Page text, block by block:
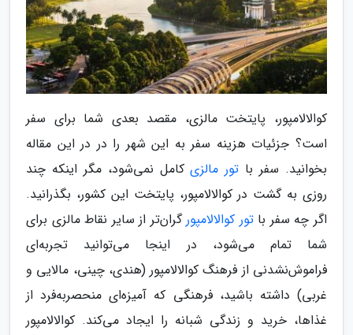
کوالالامپور، پایتخت مالزی، مقصد بعدی شما برای سفر
است؟ جزئیات هزینه سفر به این شهر را در در این مقاله
بخوانید. سفر با تور مالزیکامل نمی‌شود، مگر اینکه چند
روزی به گشت در کوالالامپور، پایتخت این کشور، بگذرانید.
اگر چه سفر باتور کوالالامپورگران‌تر از سایر نقاط مالزی برای
شما تمام می‌شود، در اینجا می‌توانید تجربه‌ای
فراموش‌نشدنی از فرهنگ کوالالامپور (هندی، چینی، مالایی و
غربی) داشته باشید، فرهنگی که آمیزه‌ای منحصربه‌فرد از
غذاها، خرید و زندگی شبانه را ایجاد می‌کند. کوالالامپور